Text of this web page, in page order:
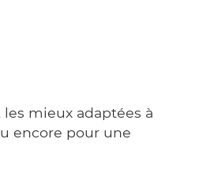
mieux adaptées à
encore pour une